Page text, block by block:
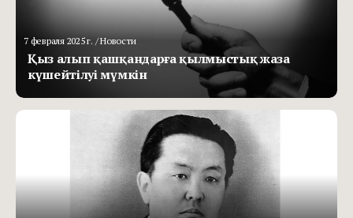
7 февраля 2025 г. / Новости
Қыз алып қашқандарға қылмыстық жаза
күшейтілуі мүмкін